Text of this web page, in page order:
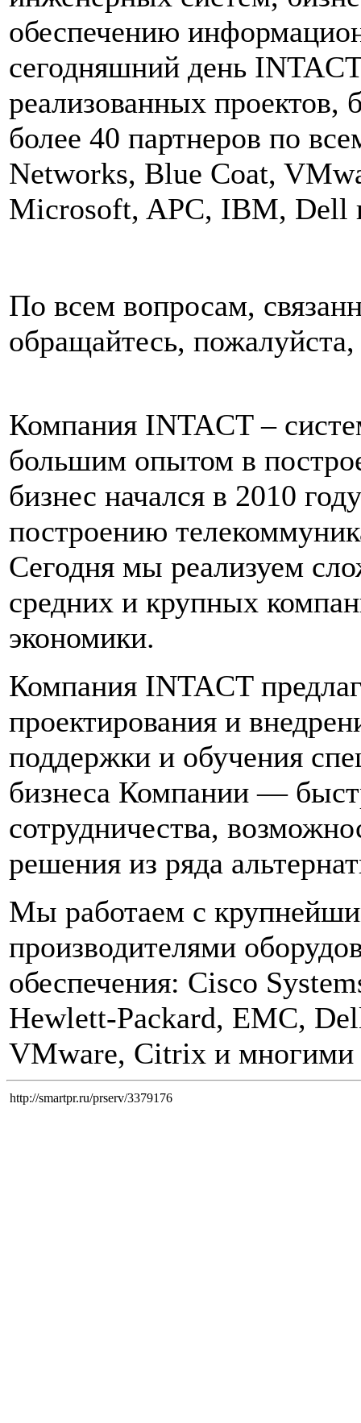
обеспечению
сегодняшний день
реализованных проектов,
более 40 партнеров по
Networks, Blue Coat,
Microsoft, APC, IBM, Dell
По всем вопросам,
обращайтесь,
Компания INTACT –
большим опытом в
бизнес начался в 2010
построению
Сегодня мы реализуем
средних и крупных
экономики.
Компания INTACT
проектирования и
поддержки и обучения
бизнеса Компании —
сотрудничества,
решения из ряда
Мы работаем с
производителями
обеспечения: Cisco
Hewlett-Packard, EMC,
VMware, Citrix и многими
http://smartpr.ru/prserv/3379176